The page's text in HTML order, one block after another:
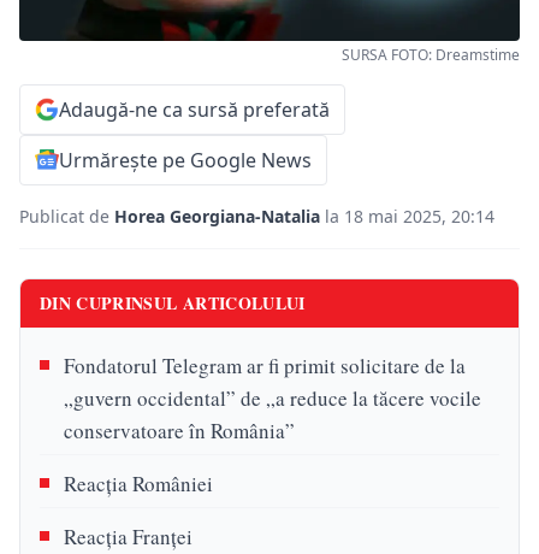
SURSA FOTO: Dreamstime
Adaugă-ne ca sursă preferată
Urmărește pe Google News
Publicat de Horea Georgiana-Natalia la 18 mai 2025, 20:14
DIN CUPRINSUL ARTICOLULUI
Fondatorul Telegram ar fi primit solicitare de la
„guvern occidental” de „a reduce la tăcere vocile
conservatoare în România”
Reacția României
Reacția Franței